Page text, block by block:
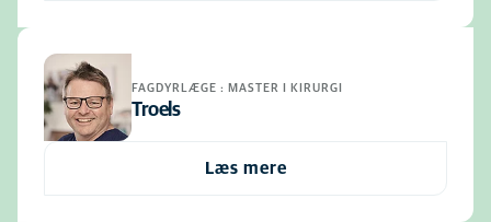
FAGDYRLÆGE : MASTER I KIRURGI
Troels
Læs mere